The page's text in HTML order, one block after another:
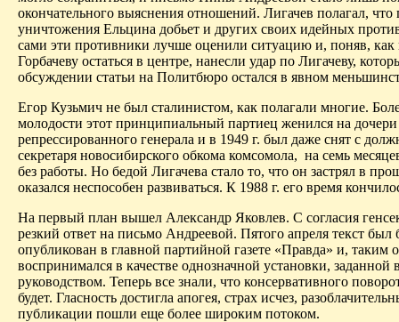
окончательного выяснения отношений. Лигачев полагал, что
уничтожения Ельцина добьет и других своих идейных
сами эти противники лучше оценили ситуацию и, поняв, как
Горбачеву остаться в центре, нанесли удар по Лигачеву,
обсуждении статьи на Политбюро остался в явном
Егор Кузьмич не был сталинистом, как полагали многие.
молодости этот принципиальный партиец женился на дочери
репрессированного генерала и в 1949 г. был даже снят с
секретаря новосибир­ского обкома комсомола, на семь
без работы. Но бедой Лигачева стало то, что он застрял в
оказался неспособен развиваться. К 1988 г. его время
На первый план вышел Александр Яковлев. С согласия
резкий ответ на письмо Андреевой. Пятого апреля текст был
опубликован в главной партийной газете «Правда» и, таким
воспринимался в качестве однозначной установки,
руководством. Теперь все знали, что консервативного
будет. Гласность достигла апогея, страх исчез,
публикации пошли еще более широким потоком.